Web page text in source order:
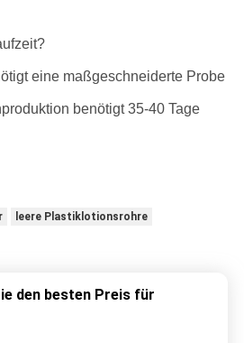
eine maßgeschneiderte Probe
benötigt 35-40 Tage
leere Plastiklotionsrohre
den besten Preis für